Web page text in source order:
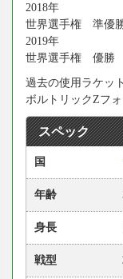
2018年
世界選手権 準優
2019年
世界選手権 優勝
過去の使用ラケット
ボルトリックZフォ
スペック
国
年齢
身長
戦型